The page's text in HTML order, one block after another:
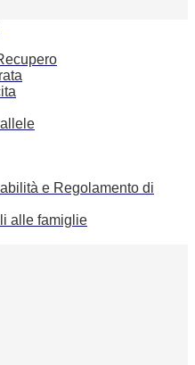
e Regolamento di
alle famiglie